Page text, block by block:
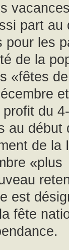
part au
pour les
de la
«fêtes de
du
au début
de la
«plus
est
fête